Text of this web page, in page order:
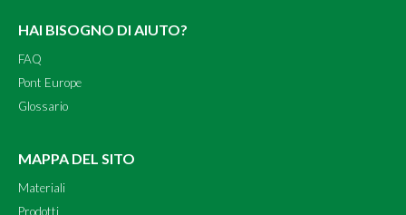
HAI BISOGNO DI AIUTO?
FAQ
Pont Europe
Glossario
MAPPA DEL SITO
Materiali
Prodotti